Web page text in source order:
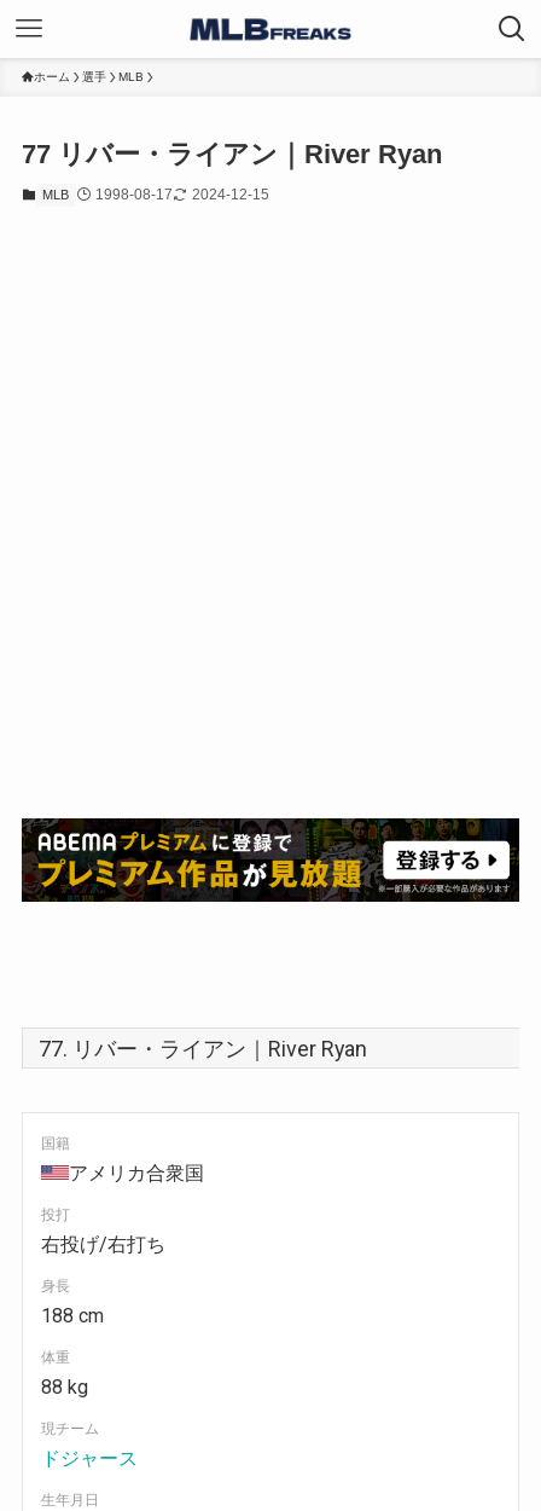
ホーム 選手 MLB
77リバー・ライアン｜River Ryan
MLB 1998-08-17 2024-12-15
国籍
アメリカ合衆国
投打
右投げ/右打ち
身長
188 cm
体重
88 kg
現チーム
ドジャース
生年月日